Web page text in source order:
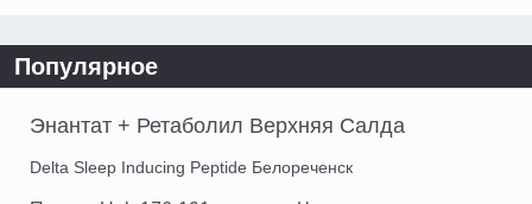
Популярное
Энантат + Ретаболил Верхняя Салда
Delta Sleep Inducing Peptide Белореченск